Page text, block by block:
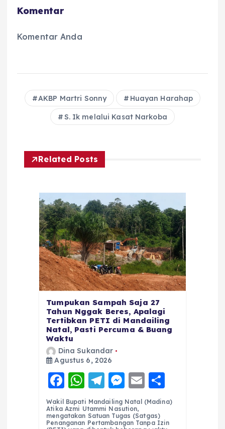
Komentar
Komentar Anda
AKBP Martri Sonny Huayan Harahap
S. Ik melalui Kasat Narkoba
Related Posts
Tumpukan Sampah Saja 27
Tahun Nggak Beres, Apalagi
Tertibkan PETI di Mandailing
Natal, Pasti Percuma & Buang
Waktu
Dina Sukandar
Agustus 6, 2026
F
a
c
W
h
a
T
el
e
M
e
ss
E
m
ai
h
a
Wakil Bupati Mandailing Natal (Madina)
Atika Azmi Utammi Nasution,
mengatakan Satuan Tugas (Satgas)
Penanganan Pertambangan Tanpa Izin